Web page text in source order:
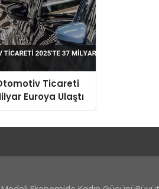
Ticareti
Euroya Ulaştı